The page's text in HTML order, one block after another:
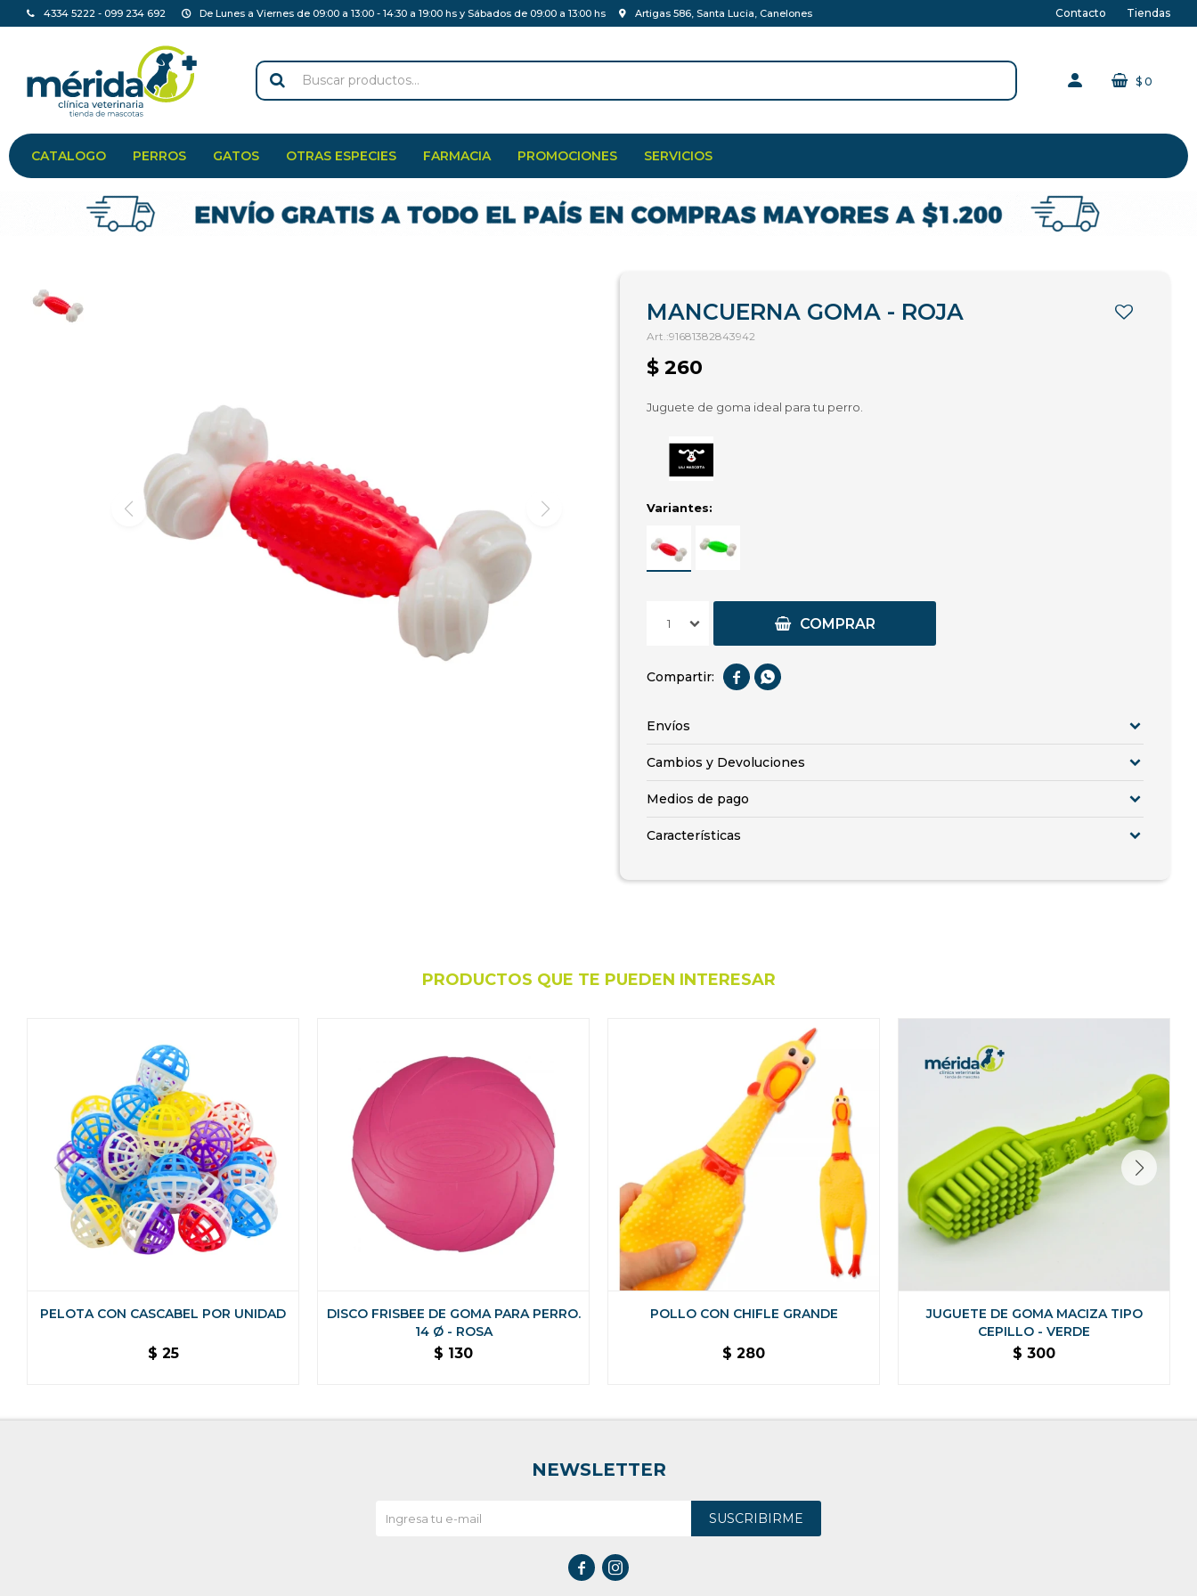
CATALOGO PERROS GATOS OTRAS ESPECIES FARMACIA PROMOCIONES SERVICIOS
$ 0
4334 5222 - 099 234 692 De Lunes a Viernes de 09:00 a 13:00 - 14:30 a 19:00 hs y Sábados de 09:00 a 13:00 hs Artigas 586, Santa Lucia, Canelones Contacto Tiendas
MANCUERNA GOMA - ROJA
91681382843942
$ 260
Juguete de goma ideal para tu perro.
Variantes:
1 COMPRAR
 
Envíos
Cambios y Devoluciones
Medios de pago
Características
PRODUCTOS QUE TE PUEDEN INTERESAR
PELOTA CON CASCABEL POR UNIDAD
$ 25
DISCO FRISBEE DE GOMA PARA PERRO.
14 Ø - ROSA
$ 130
POLLO CON CHIFLE GRANDE
$ 280
JUGUETE DE GOMA MACIZA TIPO
CEPILLO - VERDE
$ 300
NEWSLETTER
SUSCRIBIRME
 